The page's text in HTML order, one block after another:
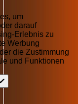
um
darauf
Erlebnis zu
Werbung
die Zustimmung
und Funktionen